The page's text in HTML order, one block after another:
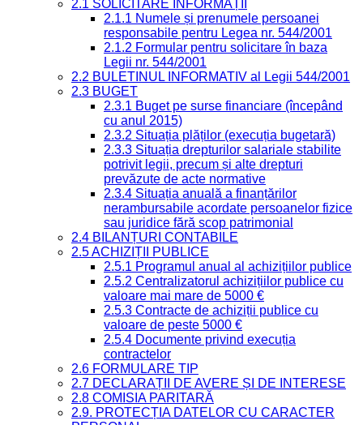
2.1 SOLICITARE INFORMAȚII
2.1.1 Numele și prenumele persoanei
responsabile pentru Legea nr. 544/2001
2.1.2 Formular pentru solicitare în baza
Legii nr. 544/2001
2.2 BULETINUL INFORMATIV al Legii 544/2001
2.3 BUGET
2.3.1 Buget pe surse financiare (începând
cu anul 2015)
2.3.2 Situația plăților (execuția bugetară)
2.3.3 Situația drepturilor salariale stabilite
potrivit legii, precum și alte drepturi
prevăzute de acte normative
2.3.4 Situația anuală a finanțărilor
nerambursabile acordate persoanelor fizice
sau juridice fără scop patrimonial
2.4 BILANȚURI CONTABILE
2.5 ACHIZIȚII PUBLICE
2.5.1 Programul anual al achizițiilor publice
2.5.2 Centralizatorul achizițiilor publice cu
valoare mai mare de 5000 €
2.5.3 Contracte de achiziții publice cu
valoare de peste 5000 €
2.5.4 Documente privind execuția
contractelor
2.6 FORMULARE TIP
2.7 DECLARAȚII DE AVERE ȘI DE INTERESE
2.8 COMISIA PARITARĂ
2.9. PROTECȚIA DATELOR CU CARACTER